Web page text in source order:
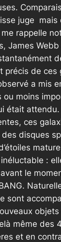
juge mais
rappelle
James
précis de ces
a mis
ou moins
était
ces
disques
:
le
sont
objets
même des
et en